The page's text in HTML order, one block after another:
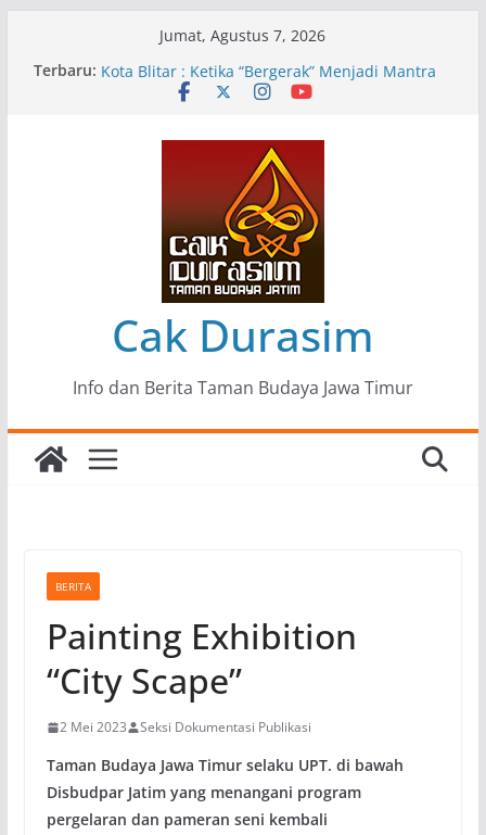
Jumat, Agustus 7, 2026
Terbaru: Pameran Lukisan Komunitas Patria Seni Rupa
Kota Blitar : Ketika “Bergerak” Menjadi Mantra
Mengupas Sunyi dan Luka di Balik “Samaleak”
Menjaga Marwah Seni dan Budaya: Catatan
Kunjungan Kerja Ir. Bambang Haryo Soekartono
(BHS) Anggota DPR RI ke Taman Budaya Jawa
Pameran Tunggal 35 Karya Agus Koecink
“Tumbang Tambang”, Ungkapan Kritis Tentang
Derita Pekerja Pertambangan
Cak Durasim
Info dan Berita Taman Budaya Jawa Timur
BERITA
Painting Exhibition
“City Scape”
2 Mei 2023 Seksi Dokumentasi Publikasi
Taman Budaya Jawa Timur selaku UPT. di bawah
Disbudpar Jatim yang menangani program
pergelaran dan pameran seni kembali